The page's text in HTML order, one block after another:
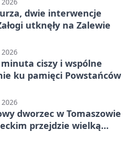
dwie interwencje
utknęły na Zalewie
ciszy i wspólne
ku pamięci Powstańców
dworzec w Tomaszowie
przejdzie wielką